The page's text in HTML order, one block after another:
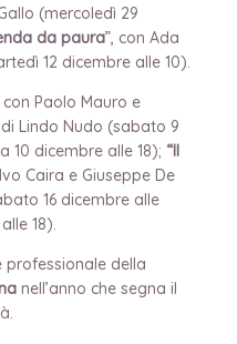
(mercoledì 29
da paura”, con Ada
12 dicembre alle 10).
con Paolo Mauro e
Lindo Nudo (sabato 9
10 dicembre alle 18); “Il
Caira e Giuseppe De
16 dicembre alle
18).
professionale della
nell’anno che segna il